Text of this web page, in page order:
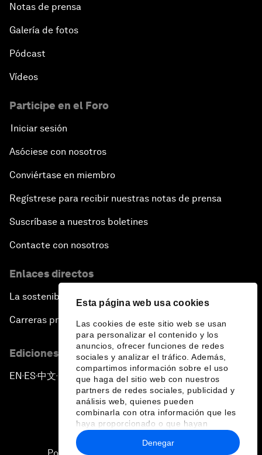
Esta página web usa cookies
Las cookies de este sitio web se usan
para personalizar el contenido y los
anuncios, ofrecer funciones de redes
sociales y analizar el tráfico. Además,
compartimos información sobre el uso
que haga del sitio web con nuestros
partners de redes sociales, publicidad y
análisis web, quienes pueden
combinarla con otra información que les
haya proporcionado o que hayan
recopilado a partir del uso que haya
hecho de sus servicios.
Denegar
Notas de prensa
Galería de fotos
Pódcast
Vídeos
Participe en el Foro
Iniciar sesión
Asóciese con nosotros
Conviértase en miembro
Regístrese para recibir nuestras notas de prensa
Suscríbase a nuestros boletines
Contacte con nosotros
Enlaces directos
La sostenibilidad en el Foro
Carreras profesionales
Ediciones en otros idiomas
EN ▪ES▪中文▪ 日本語